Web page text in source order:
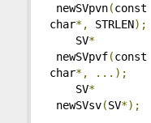
newSVpvn(const
char*, STRLEN);
SV*
newSVpvf(const
char*,
...);
SV*
newSVsv(SV*);